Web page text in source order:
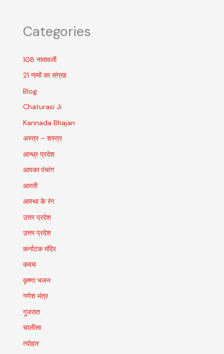
Categories
108 नामावली
21 नामों का संग्रह
Blog
Chaturasi Ji
Kannada Bhajan
अस्त्र – शस्त्र
आन्ध्र प्रदेश
आपका पंचांग
आरती
आस्था के रंग
उत्तर प्रदेश
उत्तर प्रदेश
कर्नाटक मंदिर
कवच
कृष्णा भजन
गणेश मंत्र
गुजरात
चालीसा
त्योहार